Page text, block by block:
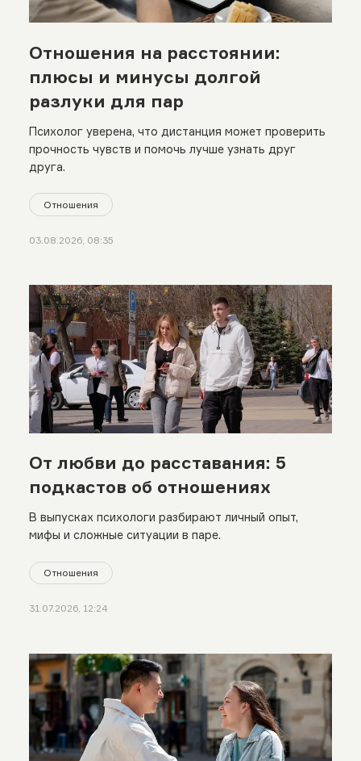
Отношения на расстоянии:
плюсы и минусы долгой
разлуки для пар
Психолог уверена, что дистанция может проверить
прочность чувств и помочь лучше узнать друг
друга.
Отношения
03.08.2026, 08:35
От любви до расставания: 5
подкастов об отношениях
В выпусках психологи разбирают личный опыт,
мифы и сложные ситуации в паре.
Отношения
31.07.2026, 12:24